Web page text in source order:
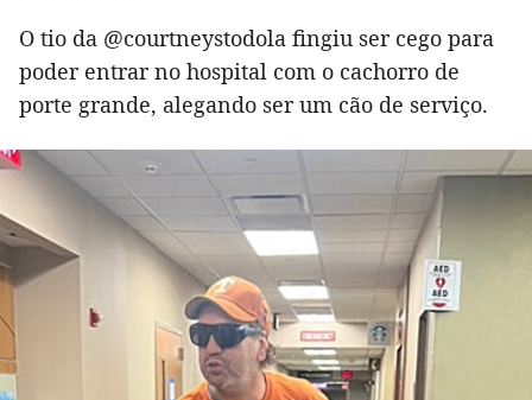
O tio da @courtneystodola fingiu ser cego para
poder entrar no hospital com o cachorro de
porte grande, alegando ser um cão de serviço.